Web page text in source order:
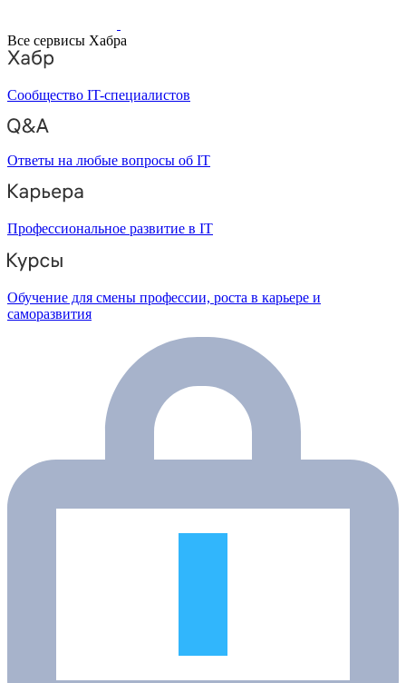
Все сервисы Хабра
Сообщество IT-специалистов
Ответы на любые вопросы об IT
Профессиональное развитие в IT
Обучение для смены профессии, роста в карьере и
саморазвития